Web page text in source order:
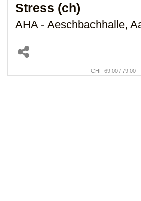
Stress (ch)
AHA - Aeschbachhalle,
CHF 69.00 / 79.00